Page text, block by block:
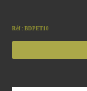
Réf : BDPET10